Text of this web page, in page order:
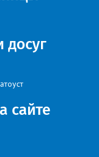
сайте